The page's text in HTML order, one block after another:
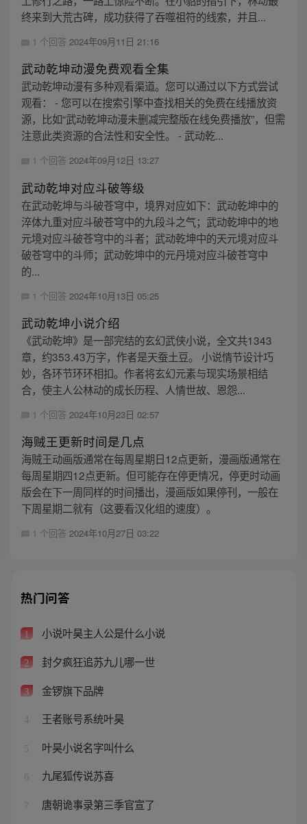
终来到大荒古碑，成功获得了吞噬祖符的线索，并且...
1 个回答 2024年09月11日 21:16
武动乾坤动漫免费观看全集
武动乾坤动漫有多种观看渠道。您可以通过以下方式尝试
观看： - 您可以在搜索引擎中查找相关的免费在线播放资
源，比如“武动乾坤动漫未删减完整版在线免费播放”，但需
注意此类资源的合法性和安全性。 - 武动乾...
1 个回答 2024年09月12日 13:27
武动乾坤对应斗破等级
在武动乾坤与斗破苍穹中，境界对应如下：武动乾坤中的
淬体九重对应斗破苍穹中的九段斗之气；武动乾坤中的地
元境对应斗破苍穹中的斗者；武动乾坤中的天元境对应斗
破苍穹中的斗师；武动乾坤中的元丹境对应斗破苍穹中
的...
1 个回答 2024年10月13日 05:25
武动乾坤小说介绍
《武动乾坤》是一部完结的玄幻武侠小说，全文共1343
章，约353.43万字，作者是天蚕土豆。 小说情节设计巧
妙，各环节环环相扣。作者将玄幻元素与现实场景相结
合，使主人公林动的成长历程、人情世故、恩怨...
1 个回答 2024年10月23日 02:57
海贼王更新时间是几点
海贼王动画版通常在每周星期日12点更新，漫画版通常在
每周星期四12点更新。但可能存在停更情况，停更时动画
版会在下一周同样的时间播出，漫画版如果停刊，一般在
下周星期二就有（这要看汉化组的速度）。
1 个回答 2024年10月27日 03:22
热门问答
1 小说叶昊主人公是什么小说
2 封夕疯狂追苏九儿哪一世
3 金锣旗下品牌
4 王者账号系统叶昊
5 叶昊小说名字叫什么
6 九尾狐传说苏喜
7 唐朝诡事录第三季官宣了